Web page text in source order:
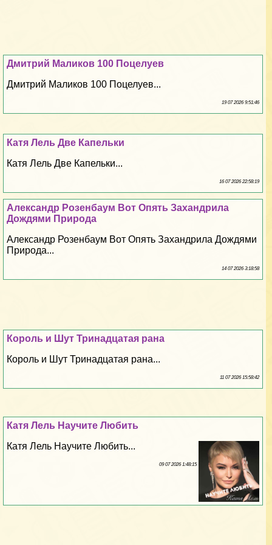
Дмитрий Маликов 100 Поцелуев
Дмитрий Маликов 100 Поцелуев...
19 07 2026 9:51:46
Катя Лель Две Капельки
Катя Лель Две Капельки...
16 07 2026 22:58:19
Александр Розенбаум Вот Опять Захандрила
Дождями Природа
Александр Розенбаум Вот Опять Захандрила Дождями
Природа...
14 07 2026 3:18:58
Король и Шут Тринадцатая рана
Король и Шут Тринадцатая рана...
11 07 2026 15:58:42
Катя Лель Научите Любить
Катя Лель Научите Любить...
09 07 2026 1:48:15